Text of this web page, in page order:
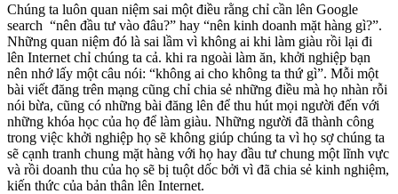
Chúng ta luôn quan niệm sai một điều rằng chỉ cần lên Google
search “nên đầu tư vào đâu?” hay “nên kinh doanh mặt hàng gì?”.
Những quan niệm đó là sai lầm vì không ai khi làm giàu rồi lại đi
lên Internet chỉ chúng ta cả. khi ra ngoài làm ăn, khởi nghiệp bạn
nên nhớ lấy một câu nói: “không ai cho không ta thứ gì”. Mỗi một
bài viết đăng trên mạng cũng chỉ chia sẻ những điều mà họ nhàn rỗi
nói bừa, cũng có những bài đăng lên để thu hút mọi người đến với
những khóa học của họ để làm giàu. Những người đã thành công
trong việc khởi nghiệp họ sẽ không giúp chúng ta vì họ sợ chúng ta
sẽ cạnh tranh chung mặt hàng với họ hay đầu tư chung một lĩnh vực
và rồi doanh thu của họ sẽ bị tuột dốc bởi vì đã chia sẻ kinh nghiệm,
kiến thức của bản thân lên Internet.